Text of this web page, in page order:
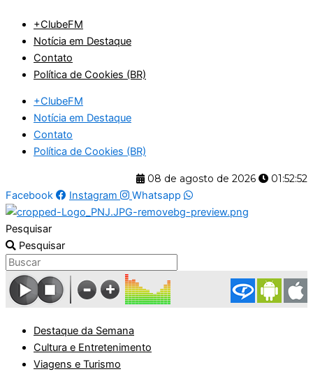
para
conteúdo
+ClubeFM
Notícia em Destaque
Contato
Política de Cookies (BR)
+ClubeFM
Notícia em Destaque
Contato
Política de Cookies (BR)
08 de agosto de 2026
01:52:53
Facebook
Instagram Whatsapp
Pesquisar
Pesquisar
Destaque da Semana
Cultura e Entretenimento
Viagens e Turismo